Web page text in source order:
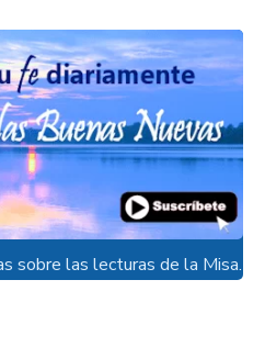
sobre las lecturas de la Misa.